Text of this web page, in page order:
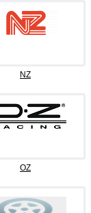
NZ
OZ